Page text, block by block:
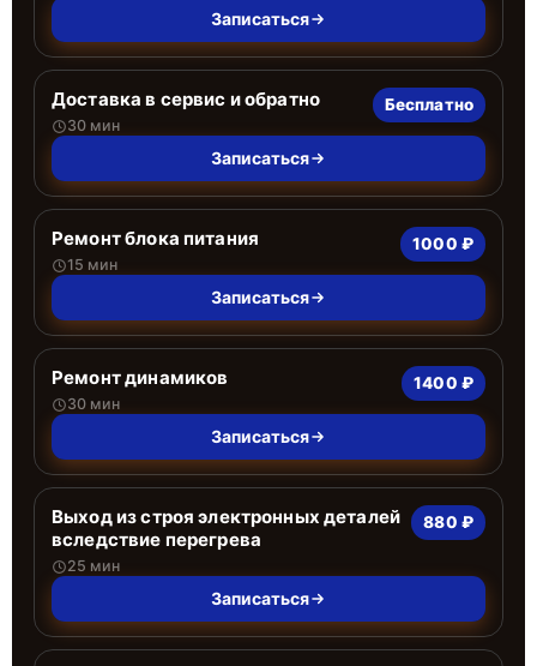
Записаться
Доставка в сервис и обратно
30 мин
Бесплатно
Записаться
Ремонт блока питания
15 мин
1000 ₽
Записаться
Ремонт динамиков
30 мин
1400 ₽
Записаться
Выход из строя электронных деталей
вследствие перегрева
25 мин
880 ₽
Записаться